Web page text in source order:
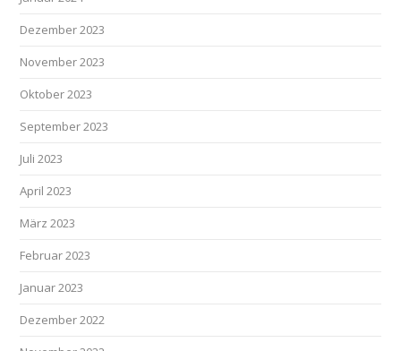
Dezember 2023
November 2023
Oktober 2023
September 2023
Juli 2023
April 2023
März 2023
Februar 2023
Januar 2023
Dezember 2022